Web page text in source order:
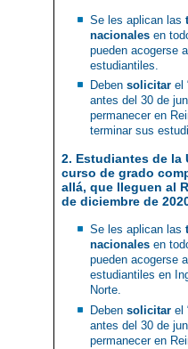
Se les aplican las
nacionales en
pueden acogerse
estudiantiles.
Deben solicitar el
antes del 30 de
permanecer en
terminar sus
2. Estudiantes de la
curso de grado
allá, que lleguen al
de diciembre de
Se les aplican las
nacionales en
pueden acogerse
estudiantiles en
Norte.
Deben solicitar el
antes del 30 de
permanecer en